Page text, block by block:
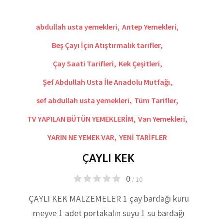
abdullah usta yemekleri, Antep Yemekleri,
Beş Çayı İçin Atıştırmalık tarifler,
Çay Saati Tarifleri, Kek Çeşitleri,
Şef Abdullah Usta İle Anadolu Mutfağı,
sef abdullah usta yemekleri, Tüm Tarifler,
TV YAPILAN BÜTÜN YEMEKLERİM, Van Yemekleri,
YARIN NE YEMEK VAR, YENİ TARİFLER
ÇAYLI KEK
0/ 10
ÇAYLI KEK MALZEMELER 1 çay bardağı kuru
meyve 1 adet portakalın suyu 1 su bardağı